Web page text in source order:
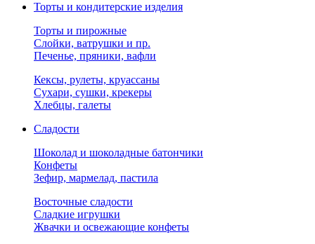
Торты и кондитерские изделия
Торты и пирожные
Слойки, ватрушки и пр.
Печенье, пряники, вафли
Кексы, рулеты, круассаны
Сухари, сушки, крекеры
Хлебцы, галеты
Сладости
Шоколад и шоколадные батончики
Конфеты
Зефир, мармелад, пастила
Восточные сладости
Сладкие игрушки
Жвачки и освежающие конфеты